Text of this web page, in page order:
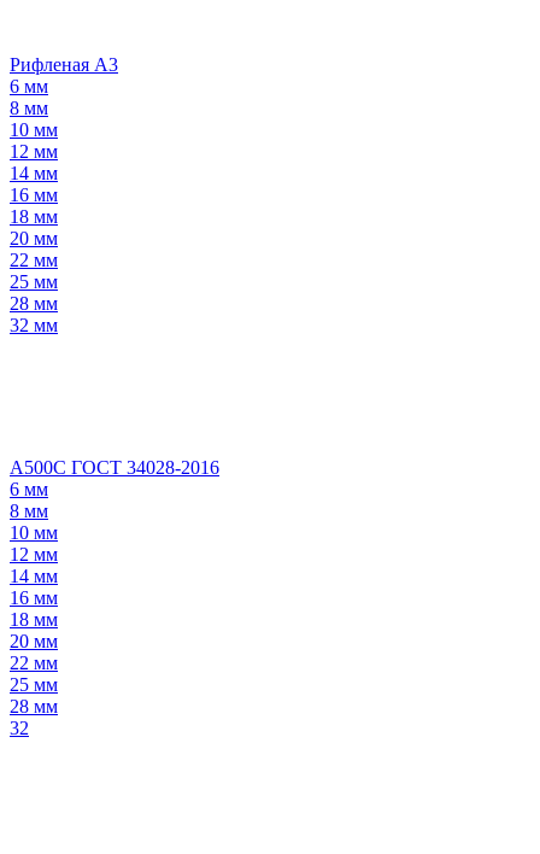
Рифленая А3
6 мм
8 мм
10 мм
12 мм
14 мм
16 мм
18 мм
20 мм
22 мм
25 мм
28 мм
32 мм
А500С ГОСТ 34028-2016
6 мм
8 мм
10 мм
12 мм
14 мм
16 мм
18 мм
20 мм
22 мм
25 мм
28 мм
32